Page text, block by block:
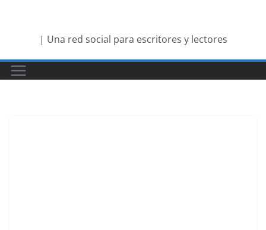
| Una red social para escritores y lectores